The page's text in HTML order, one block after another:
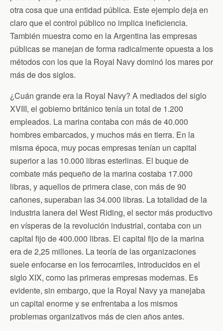
otra cosa que una entidad pública. Este ejemplo deja en
claro que el control público no implica ineficiencia.
También muestra como en la Argentina las empresas
públicas se manejan de forma radicalmente opuesta a los
métodos con los que la Royal Navy dominó los mares por
más de dos siglos.
¿Cuán grande era la Royal Navy? A mediados del siglo
XVIII, el gobierno británico tenía un total de 1.200
empleados. La marina contaba con más de 40.000
hombres embarcados, y muchos más en tierra. En la
misma época, muy pocas empresas tenían un capital
superior a las 10.000 libras esterlinas. El buque de
combate más pequeño de la marina costaba 17.000
libras, y aquellos de primera clase, con más de 90
cañones, superaban las 34.000 libras. La totalidad de la
industria lanera del West Riding, el sector más productivo
en vísperas de la revolución industrial, contaba con un
capital fijo de 400.000 libras. El capital fijo de la marina
era de 2,25 millones. La teoría de las organizaciones
suele enfocarse en los ferrocarriles, introducidos en el
siglo XIX, como las primeras empresas modernas. Es
evidente, sin embargo, que la Royal Navy ya manejaba
un capital enorme y se enfrentaba a los mismos
problemas organizativos más de cien años antes.